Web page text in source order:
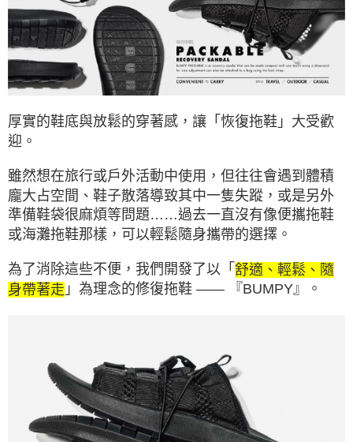
每筆NT$60，滿NT$490(含以上)免運費
宅配
每筆NT$80，滿NT$490(含以上)免運費
離島宅配
每筆NT$80，滿NT$490(含以上)免運費
付款後門市自取
免運費
順豐貨運海外配送(運費買家自付，順豐交貨並收取運費) 查看運費
厚實的鞋底與放鬆的穿著感，讓「恢復拖鞋」大受歡
迎。
雖然想在旅行或戶外活動中使用，但往往會遇到體積
龐大占空間、鞋子散落導致其中一隻失蹤，或是另外
準備鞋袋很麻煩等問題……過去一直沒有像便攜拖鞋
或海灘拖鞋那樣，可以輕鬆隨身攜帶的選擇。
為了消除這些不便，我們開發了以「 舒適、輕鬆、隨
身帶著走 」為理念的修復拖鞋 —— 『BUMPY』。